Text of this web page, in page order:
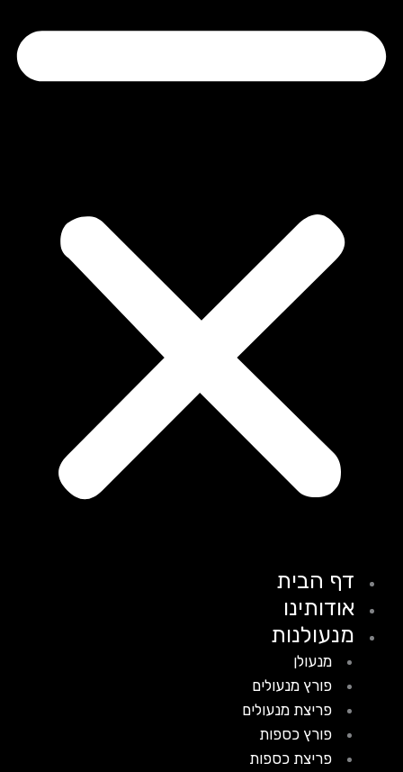
דף הבית
אודותינו
מנעולנות
מנעולן
פורץ מנעולים
פריצת מנעולים
פורץ כספות
פריצת כספות